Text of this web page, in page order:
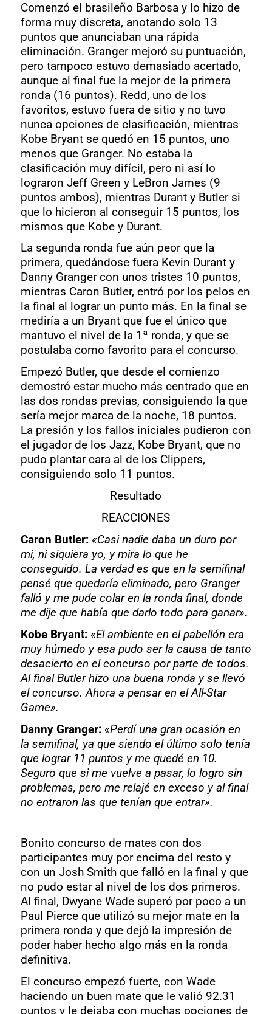
Comenzó el brasileño Barbosa y lo hizo de
forma muy discreta, anotando solo 13
puntos que anunciaban una rápida
eliminación. Granger mejoró su puntuación,
pero tampoco estuvo demasiado acertado,
aunque al final fue la mejor de la primera
ronda (16 puntos). Redd, uno de los
favoritos, estuvo fuera de sitio y no tuvo
nunca opciones de clasificación, mientras
Kobe Bryant se quedó en 15 puntos, uno
menos que Granger. No estaba la
clasificación muy difícil, pero ni así lo
lograron Jeff Green y LeBron James (9
puntos ambos), mientras Durant y Butler si
que lo hicieron al conseguir 15 puntos, los
mismos que Kobe y Durant.
La segunda ronda fue aún peor que la
primera, quedándose fuera Kevin Durant y
Danny Granger con unos tristes 10 puntos,
mientras Caron Butler, entró por los pelos en
la final al lograr un punto más. En la final se
mediría a un Bryant que fue el único que
mantuvo el nivel de la 1ª ronda, y que se
postulaba como favorito para el concurso.
Empezó Butler, que desde el comienzo
demostró estar mucho más centrado que en
las dos rondas previas, consiguiendo la que
sería mejor marca de la noche, 18 puntos.
La presión y los fallos iniciales pudieron con
el jugador de los Jazz, Kobe Bryant, que no
pudo plantar cara al de los Clippers,
consiguiendo solo 11 puntos.
Resultado
REACCIONES
Caron Butler: «Casi nadie daba un duro por
mi, ni siquiera yo, y mira lo que he
conseguido. La verdad es que en la semifinal
pensé que quedaría eliminado, pero Granger
falló y me pude colar en la ronda final, donde
me dije que había que darlo todo para ganar».
Kobe Bryant: «El ambiente en el pabellón era
muy húmedo y esa pudo ser la causa de tanto
desacierto en el concurso por parte de todos.
Al final Butler hizo una buena ronda y se llevó
el concurso. Ahora a pensar en el All-Star
Game».
Danny Granger: «Perdí una gran ocasión en
la semifinal, ya que siendo el último solo tenía
que lograr 11 puntos y me quedé en 10.
Seguro que si me vuelve a pasar, lo logro sin
problemas, pero me relajé en exceso y al final
no entraron las que tenían que entrar».
Bonito concurso de mates con dos
participantes muy por encima del resto y
con un Josh Smith que falló en la final y que
no pudo estar al nivel de los dos primeros.
Al final, Dwyane Wade superó por poco a un
Paul Pierce que utilizó su mejor mate en la
primera ronda y que dejó la impresión de
poder haber hecho algo más en la ronda
definitiva.
El concurso empezó fuerte, con Wade
haciendo un buen mate que le valió 92.31
puntos y le dejaba con muchas opciones de